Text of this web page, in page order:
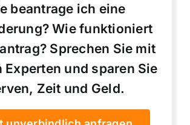
beantrage ich eine
Wie funktioniert
Sprechen Sie mit
Experten und sparen Sie
Zeit und Geld.